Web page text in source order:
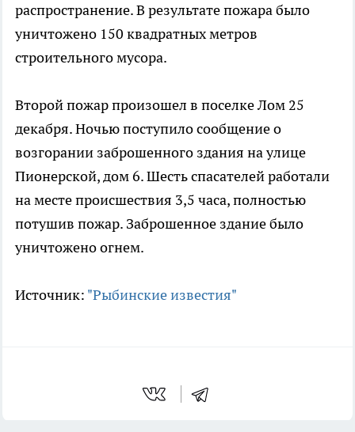
распространение. В результате пожара было
уничтожено 150 квадратных метров
строительного мусора.
Второй пожар произошел в поселке Лом 25
декабря. Ночью поступило сообщение о
возгорании заброшенного здания на улице
Пионерской, дом 6. Шесть спасателей работали
на месте происшествия 3,5 часа, полностью
потушив пожар. Заброшенное здание было
уничтожено огнем.
Источник: "Рыбинские известия"